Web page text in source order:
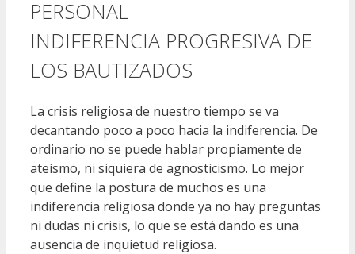
PERSONAL
INDIFERENCIA PROGRESIVA DE
LOS BAUTIZADOS
La crisis religiosa de nuestro tiempo se va
decantando poco a poco hacia la indiferencia. De
ordinario no se puede hablar propiamente de
ateísmo, ni siquiera de agnosticismo. Lo mejor
que define la postura de muchos es una
indiferencia religiosa donde ya no hay preguntas
ni dudas ni crisis, lo que se está dando es una
ausencia de inquietud religiosa.